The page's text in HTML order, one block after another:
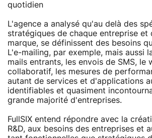
quotidien
L'agence a analysé qu'au delà des
stratégiques de chaque entreprise et
marque, se définissent des besoins
L'e-mailing, par exemple, mais aussi
mails entrants, les envois de SMS, le
collaboratif, les mesures de
autant de services et d'applications
identifiables et quasiment
grande majorité d'entreprises.
FullSIX entend répondre avec la
R&D, aux besoins des entreprises et